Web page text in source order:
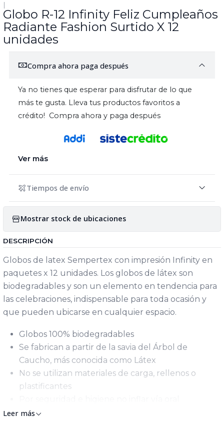
|
Globo R-12 Infinity Feliz Cumpleaños
Radiante Fashion Surtido X 12
unidades
Compra ahora paga después
Ya no tienes que esperar para disfrutar de lo que
más te gusta. Lleva tus productos favoritos a
crédito! Compra ahora y paga después
Ver más
Tiempos de envío
Mostrar stock de ubicaciones
DESCRIPCIÓN
Globos de latex Sempertex con impresión Infinity en
paquetes x 12 unidades. Los globos de látex son
biodegradables y son un elemento en tendencia para
las celebraciones, indispensable para toda ocasión y
que pueden ubicarse en cualquier espacio.
Globos 100% biodegradables
Se fabrican a partir de la savia del Árbol de
Caucho, más conocida como Látex
No se utilizan materiales de carga, rellenos o
plastificantes
Inflan alrededor de 30 cms
Leer más